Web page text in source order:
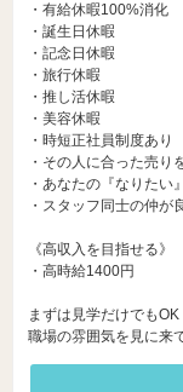
・有給休暇100%消化
・誕生日休暇
・記念日休暇
・旅行休暇
・推し活休暇
・美容休暇
・時短正社員制度あり
・その人に合った売り
・あなたの『なりたい
・スタッフ同士の仲が
《高収入を目指せる》
・高時給1400円
まずは見学だけでもOK
職場の雰囲気を見に来